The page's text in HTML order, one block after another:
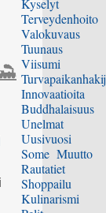
Kyselyt
Terveydenhoito
Valokuvaus
Tuunaus
Viisumi
Innovaatioita
Buddhalaisuus
Unelmat
Uusivuosi
Some Muutto
Rautatiet
Shoppailu
Kulinarismi